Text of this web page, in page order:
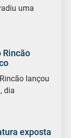
uma
Rincão
lançou
dia
exposta